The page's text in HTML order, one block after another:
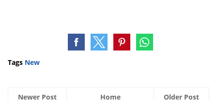
Tags New
Newer Post Older Post
Home